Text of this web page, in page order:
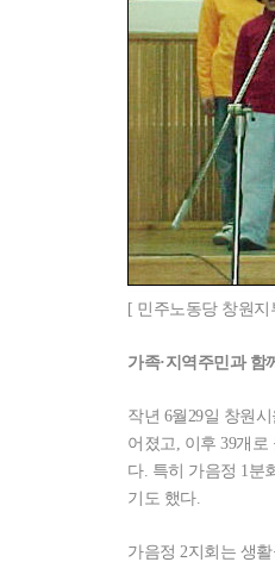
[ 민주노동당 창원
가족·지역주민과 함
작년 6월29일 창원
어졌고, 이후 39개
다. 특히 가음정 1분
기도 했다.
가음정 2지회는 생